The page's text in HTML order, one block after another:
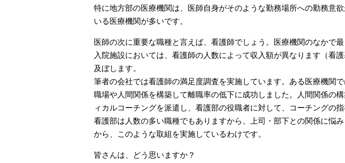
特に地方部の医療機関は、医師自身がそのような勤務場所への勤務意
いる医療機関が多いです。
医師の次に重要な職種と言えば、看護師でしょう。医療機関のなかで最
入院施設においては、看護師の人数によって収入額が異なります（看
及ぼします。
筆者の会社では看護師の満足度調査を実施しています。ある医療機関
職場や人間関係を構築して離職率の低下に成功しました。人間関係の
ィカルコーチングを派遣し、看護部の役職者に対して、コーチングの
看護部は人数の多い職種でもありますから、上司・部下との関係に悩
から、このような取組を実施しているわけです。
皆さんは、どう思いますか？